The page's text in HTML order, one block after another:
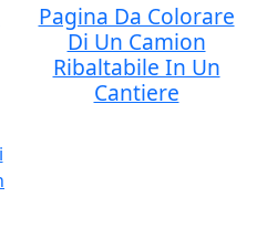
Pagina Da Colorare
Di Un Camion
Ribaltabile In Un
Cantiere